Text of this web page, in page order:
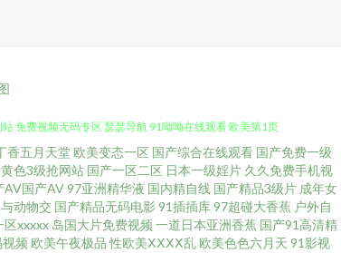
韩 欧洲无码免费视频 91蜜桃动漫78 白丝自慰在线 狠狠
免费视频无码专区 瑟瑟导航 91呦呦在线观看 欧美第1页
香蕉 男人影院AV 日韩精品在线视频 国模无码视频 久久
香五月天堂 欧美变态一区 国产综合在线观看 国产免费一级
黄色3级抢网站 国产一区二区 日本一级婬片 久久免费手机视
AV国产AV97亚洲精华液 国内精自线 国产精品3级片 成年女
动物交 国产精品无码电影 91插插库97超碰大香蕉 户外自
区xxxxx 岛国大片免费视频 一道日本亚洲香蕉 国产91高清精
频 欧美午夜极品 性欧美ⅩⅩⅩⅩ乱 欧美色色六月天 91影视